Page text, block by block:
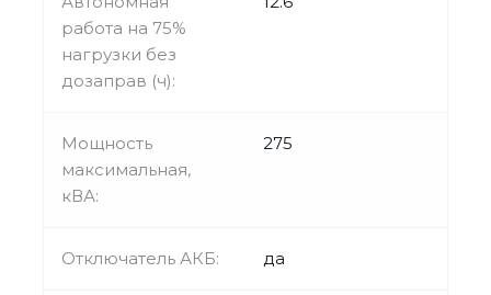
работа на 75%
нагрузки без
дозаправ (ч):
Мощность
максимальная,
кВА:
275
Отключатель АКБ: да